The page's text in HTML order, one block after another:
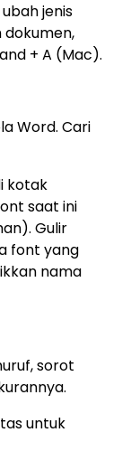
jenis
dokumen,
+ A (Mac).
Word. Cari
kotak
saat ini
Gulir
font yang
nama
sorot
untuk